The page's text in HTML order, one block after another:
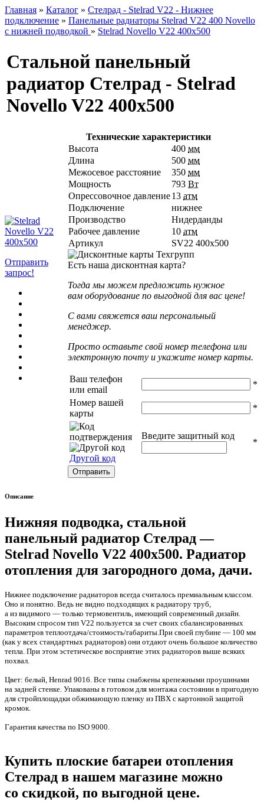
Главная » Каталог » Стелрад - Stelrad V22 - Нижнее
подключение » Панельные радиаторы Stelrad V22 400 Novello
с нижней подводкой » Stelrad Novello V22 400х500
Стальной панельный
радиатор Стелрад - Stelrad
Novello V22 400х500
Отправить
запрос!
Технические характеристики
Высота
400 мм
Длина
500 мм
Межосевое расстояние
350 мм
Мощность
793 Вт
Опрессовочное давление13 атм
Подключение
нижнее
Производство
Нидерданды
Рабочее давление
10 атм
Артикул
SV22 400х500
Есть наша дисконтная карта?
Тогда мы можем предложить нужное
вам оборудование по выгодной для вас цене!
С вами свяжется ваш персональный
менеджер.
Просто оставьте свой номер телефона или
электронную почту и укажите номер карты.
Ваш телефон
или email
*
Номер вашей
карты
*
Другой код
Введите защитный код
*
Описание
Нижняя подводка, стальной
панельный радиатор Стелрад —
Stelrad Novello V22 400х500. Радиатор
отопления для загородного дома, дачи.
Нижнее подключение радиаторов всегда считалось премиальным классом.
Оно и понятно. Ведь не видно подходящих к радиатору труб,
а из видимого — только термовентиль, имеющий современный дизайн.
Высоким спросом тип V22 пользуется за счет своих сбалансированных
параметров теплоотдача/стоимость/габариты.При своей глубине — 100 мм
(как у всех стандартных радиаторов) они отдают очень большое количество
тепла. При этом эстетическое восприятие этих радиаторов выше всяких
похвал.
Цвет: белый, Henrad 9016. Все типы снабжены крепежными проушинами
на задней стенке. Упакованы в готовом для монтажа состоянии в пригодную
для стройплощадки обжимающую пленку из ПВХ с картонной защитой
кромок.
Гарантия качества по ISO 9000.
Купить плоские батареи отопления
Стелрад в нашем магазине можно
со скидкой, по выгодной цене.